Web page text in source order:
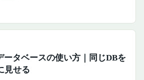
ータベースの使い方｜同じDBを
見せる